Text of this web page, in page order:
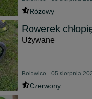
Różowy
Rowerek
Używane
Bolewice - 05 sierpnia
Czerwony